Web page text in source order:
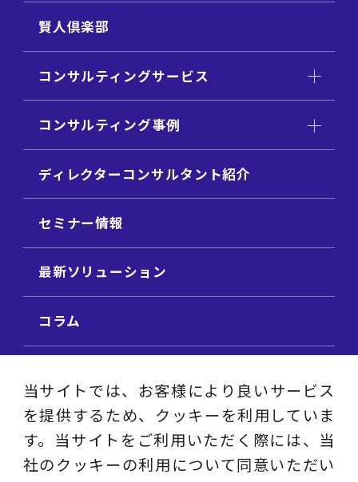
賢人倶楽部
コンサルティングサービス
コンサルティング事例
ディレクターコンサルタント紹介
セミナー情報
最新ソリューション
コラム
ビジネステーマ解説集
動画ライブラリ
当サイトでは、お客様により良いサービス
を提供するため、クッキーを利用していま
す。当サイトをご利用いただく際には、当
社のクッキーの利用について同意いただい